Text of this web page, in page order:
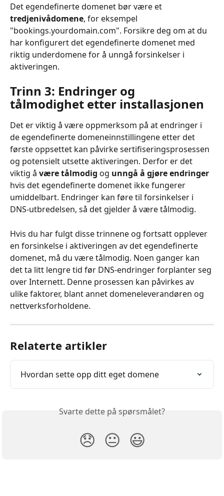
Det egendefinerte domenet bør være et
tredjenivådomene, for eksempel
"bookings.yourdomain.com". Forsikre deg om at du
har konfigurert det egendefinerte domenet med
riktig underdomene for å unngå forsinkelser i
aktiveringen.
Trinn 3: Endringer og
tålmodighet etter installasjonen
Det er viktig å være oppmerksom på at endringer i
de egendefinerte domeneinnstillingene etter det
første oppsettet kan påvirke sertifiseringsprosessen
og potensielt utsette aktiveringen. Derfor er det
viktig å være tålmodig og unngå å gjøre endringer
hvis det egendefinerte domenet ikke fungerer
umiddelbart. Endringer kan føre til forsinkelser i
DNS-utbredelsen, så det gjelder å være tålmodig.
Hvis du har fulgt disse trinnene og fortsatt opplever
en forsinkelse i aktiveringen av det egendefinerte
domenet, må du være tålmodig. Noen ganger kan
det ta litt lengre tid før DNS-endringer forplanter seg
over Internett. Denne prosessen kan påvirkes av
ulike faktorer, blant annet domeneleverandøren og
nettverksforholdene.
Relaterte artikler
Hvordan sette opp ditt eget domene
Svarte dette på spørsmålet?
😞 😐 😃